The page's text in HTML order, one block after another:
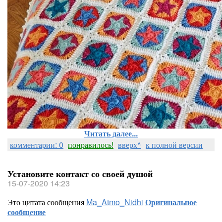
Читать далее...
комментарии: 0 понравилось! вверх^ к полной версии
Установите контакт со своей душой
15-07-2020 14:23
Это цитата сообщения Ma_Atmo_Nidhi Оригинальное
сообщение